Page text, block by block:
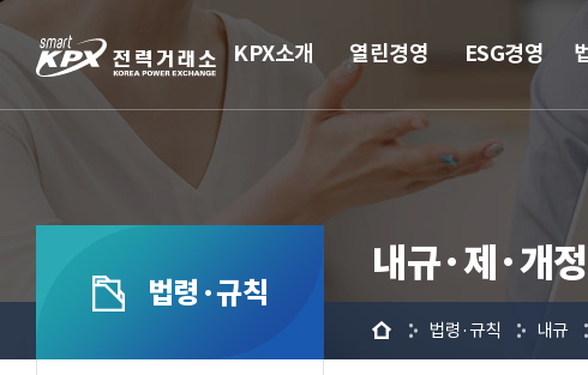
KPX소개 열린경영 ESG경영
법령·규칙
내규·제·개
홈 법령·규칙 내규